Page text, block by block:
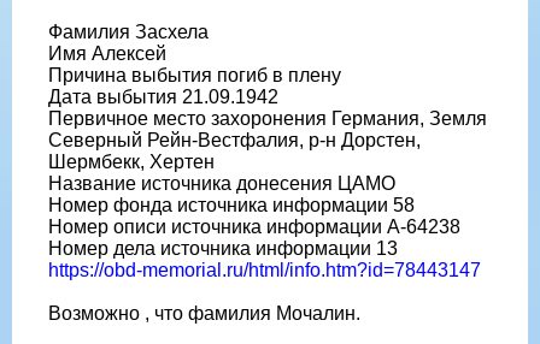
Фамилия Засхела
Имя Алексей
Причина выбытия погиб в плену
Дата выбытия 21.09.1942
Первичное место захоронения Германия, Земля
Северный Рейн-Вестфалия, р-н Дорстен,
Шермбекк, Хертен
Название источника донесения ЦАМО
Номер фонда источника информации 58
Номер описи источника информации A-64238
Номер дела источника информации 13
https://obd-memorial.ru/html/info.htm?id=78443147
Возможно , что фамилия Мочалин.